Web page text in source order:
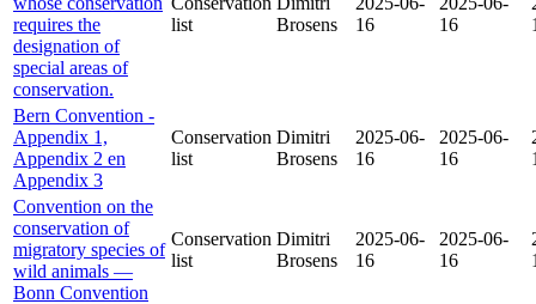
requires the
designation of
special areas of
conservation.
list
Brosens
16
16
Bern Convention -
Appendix 1,
Appendix 2 en
Appendix 3
Conservation
list
Dimitri
Brosens
2025-06-
16
2025-06-
16
Convention on the
conservation of
migratory species of
wild animals —
Bonn Convention
Conservation
list
Dimitri
Brosens
2025-06-
16
2025-06-
16